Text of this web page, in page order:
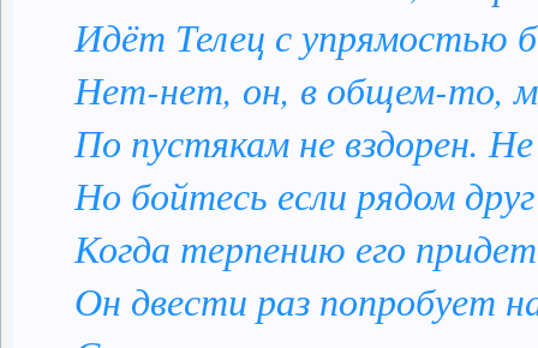
Идёт Телец с упрямостью
Нет-нет, он, в общем-то,
По пустякам не вздорен. Не
Но бойтесь если рядом друг
Когда терпению его
Он двести раз попробует